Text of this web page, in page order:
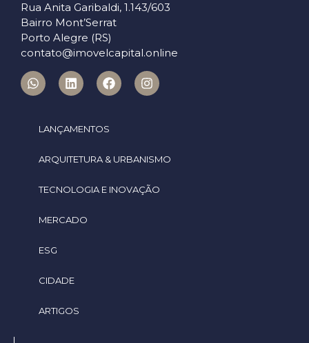
Rua Anita Garibaldi, 1.143/603
Bairro Mont’Serrat
Porto Alegre (RS)
contato@imovelcapital.online
LANÇAMENTOS
ARQUITETURA & URBANISMO
TECNOLOGIA E INOVAÇÃO
MERCADO
ESG
CIDADE
ARTIGOS